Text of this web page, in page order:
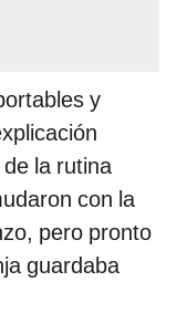
y
la rutina
con la
pero pronto
guardaba